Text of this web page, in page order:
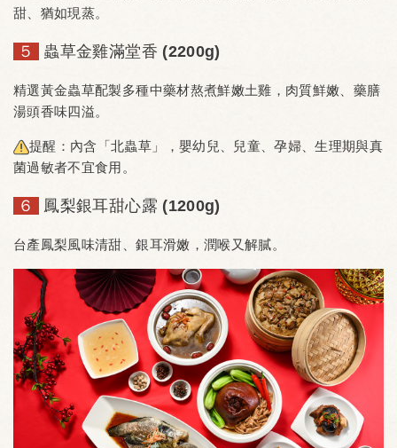
甜、猶如現蒸。
５ 蟲草金雞滿堂香 (2200g)
精選黃金蟲草配製多種中藥材熬煮鮮嫩土雞，肉質鮮嫩、藥膳
湯頭香味四溢。
提醒：內含「北蟲草」，嬰幼兒、兒童、孕婦、生理期與真
菌過敏者不宜食用。
６ 鳳梨銀耳甜心露 (1200g)
台產鳳梨風味清甜、銀耳滑嫩，潤喉又解膩。